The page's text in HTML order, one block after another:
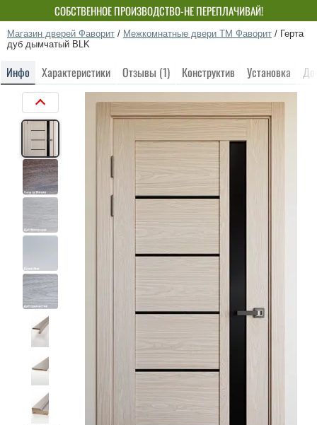
СОБСТВЕННОЕ ПРОИЗВОДСТВО-НЕ ПЕРЕПЛАЧИВАЙ!
Магазин дверей Фаворит / Межкомнатные двери ТМ Фаворит / Герта
дуб дымчатый BLK
Инфо Характеристики Отзывы (1) Конструктив Установка